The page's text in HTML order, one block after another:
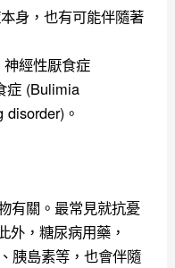
身，也有可能伴隨著
經性厭食症
症 (Bulimia
。
有關。最常見就抗憂
外，糖尿病用藥，
胰島素等，也會伴隨